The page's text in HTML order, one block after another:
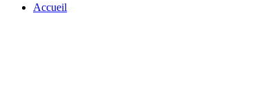
Accueil